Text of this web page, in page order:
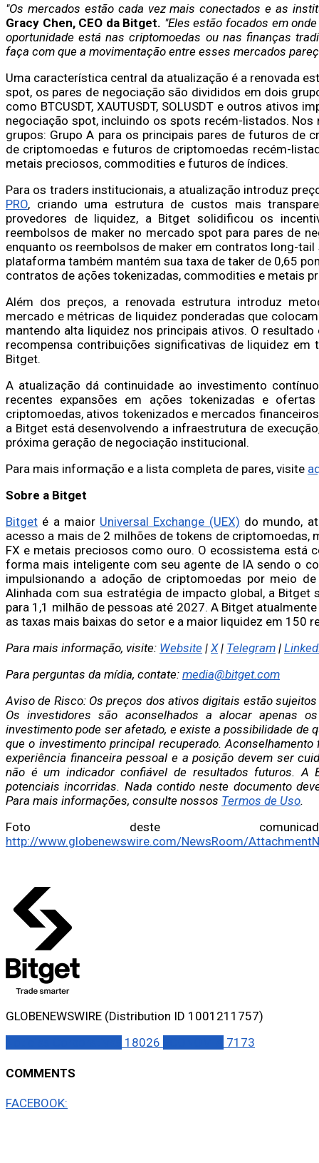
"Os mercados estão cada vez mais conectados e as
Gracy Chen, CEO da Bitget. "Eles estão focados em
oportunidade está nas criptomoedas ou nas finanças
faça com que a movimentação entre esses mercados
Uma característica central da atualização é a renovada
spot, os pares de negociação são divididos em dois
como BTCUSDT, XAUTUSDT, SOLUSDT e outros ativos
negociação spot, incluindo os spots recém-listados.
grupos: Grupo A para os principais pares de futuros de
de criptomoedas e futuros de criptomoedas recém-
metais preciosos, commodities e futuros de índices.
Para os traders institucionais, a atualização introduz
PRO, criando uma estrutura de custos mais
provedores de liquidez, a Bitget solidificou os
reembolsos de maker no mercado spot para pares de
enquanto os reembolsos de maker em contratos long-
plataforma também mantém sua taxa de taker de 0,65
contratos de ações tokenizadas, commodities e metais
Além dos preços, a renovada estrutura introduz
mercado e métricas de liquidez ponderadas que
mantendo alta liquidez nos principais ativos. O
recompensa contribuições significativas de liquidez
Bitget.
A atualização dá continuidade ao investimento
recentes expansões em ações tokenizadas e
criptomoedas, ativos tokenizados e mercados
a Bitget está desenvolvendo a infraestrutura de
próxima geração de negociação institucional.
Para mais informação e a lista completa de pares, visite
Sobre a Bitget
Bitget é a maior Universal Exchange (UEX) do mundo,
acesso a mais de 2 milhões de tokens de criptomoedas,
FX e metais preciosos como ouro. O ecossistema está
forma mais inteligente com seu agente de IA sendo o
impulsionando a adoção de criptomoedas por meio
Alinhada com sua estratégia de impacto global, a Bitget
para 1,1 milhão de pessoas até 2027. A Bitget
as taxas mais baixas do setor e a maior liquidez em 150
Para mais informação, visite: Website | X| Telegram |
Para perguntas da mídia, contate: media@bitget.com
Aviso de Risco: Os preços dos ativos digitais estão
Os investidores são aconselhados a alocar apenas
investimento pode ser afetado, e existe a possibilidade de
que o investimento principal recuperado.
experiência financeira pessoal e a posição devem ser
não é um indicador confiável de resultados futuros. A
potenciais incorridas. Nada contido neste documento
Para mais informações, consulte nossos Termos de Uso.
Foto deste
http://www.globenewswire.com/NewsRoom/
GLOBENEWSWIRE (Distribution ID 1001211757)
18026 7173
COMMENTS
FACEBOOK: